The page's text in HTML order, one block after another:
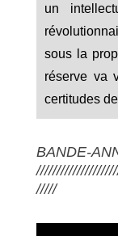
un
sous la
réserve va
certitudes
BANDE-
/////